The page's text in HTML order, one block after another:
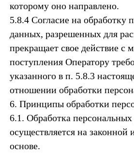
которому оно направлено.
5.8.4 Согласие на обработку
данных, разрешенных для
прекращает свое действие с
поступления Оператору
указанного в п. 5.8.3
отношении обработки
6. Принципы обработки
6.1. Обработка
осуществляется на законной
основе.